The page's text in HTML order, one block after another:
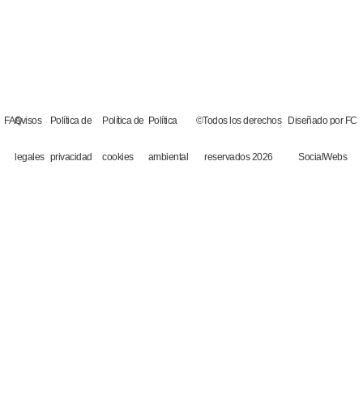
FAQAvisos
legales
Política de
privacidad
Política de
cookies
Política
ambiental
©Todos los derechos
reservados 2026
Diseñado por FC
SocialWebs